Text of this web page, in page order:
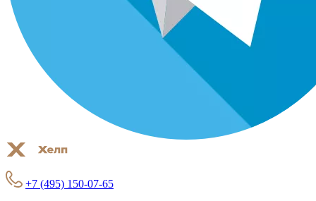
+7 (495) 150-07-65